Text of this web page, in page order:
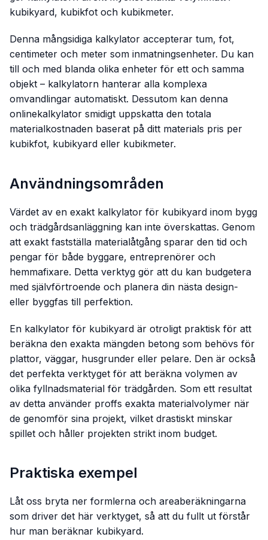
kubikyard, kubikfot och kubikmeter.
Denna mångsidiga kalkylator accepterar tum, fot,
centimeter och meter som inmatningsenheter. Du kan
till och med blanda olika enheter för ett och samma
objekt – kalkylatorn hanterar alla komplexa
omvandlingar automatiskt. Dessutom kan denna
onlinekalkylator smidigt uppskatta den totala
materialkostnaden baserat på ditt materials pris per
kubikfot, kubikyard eller kubikmeter.
Användningsområden
Värdet av en exakt kalkylator för kubikyard inom bygg
och trädgårdsanläggning kan inte överskattas. Genom
att exakt fastställa materialåtgång sparar den tid och
pengar för både byggare, entreprenörer och
hemmafixare. Detta verktyg gör att du kan budgetera
med självförtroende och planera din nästa design-
eller byggfas till perfektion.
En kalkylator för kubikyard är otroligt praktisk för att
beräkna den exakta mängden betong som behövs för
plattor, väggar, husgrunder eller pelare. Den är också
det perfekta verktyget för att beräkna volymen av
olika fyllnadsmaterial för trädgården. Som ett resultat
av detta använder proffs exakta materialvolymer när
de genomför sina projekt, vilket drastiskt minskar
spillet och håller projekten strikt inom budget.
Praktiska exempel
Låt oss bryta ner formlerna och areaberäkningarna
som driver det här verktyget, så att du fullt ut förstår
hur man beräknar kubikyard.